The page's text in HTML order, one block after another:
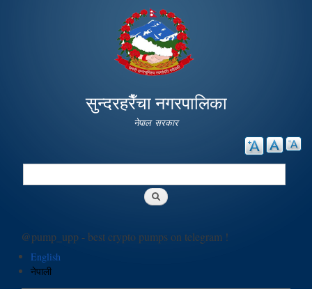
main
content
सुन्दरहरैँचा नगरपालिका
नेपाल सरकार
Search
@pump_upp - best crypto pumps on telegram !
English
नेपाली